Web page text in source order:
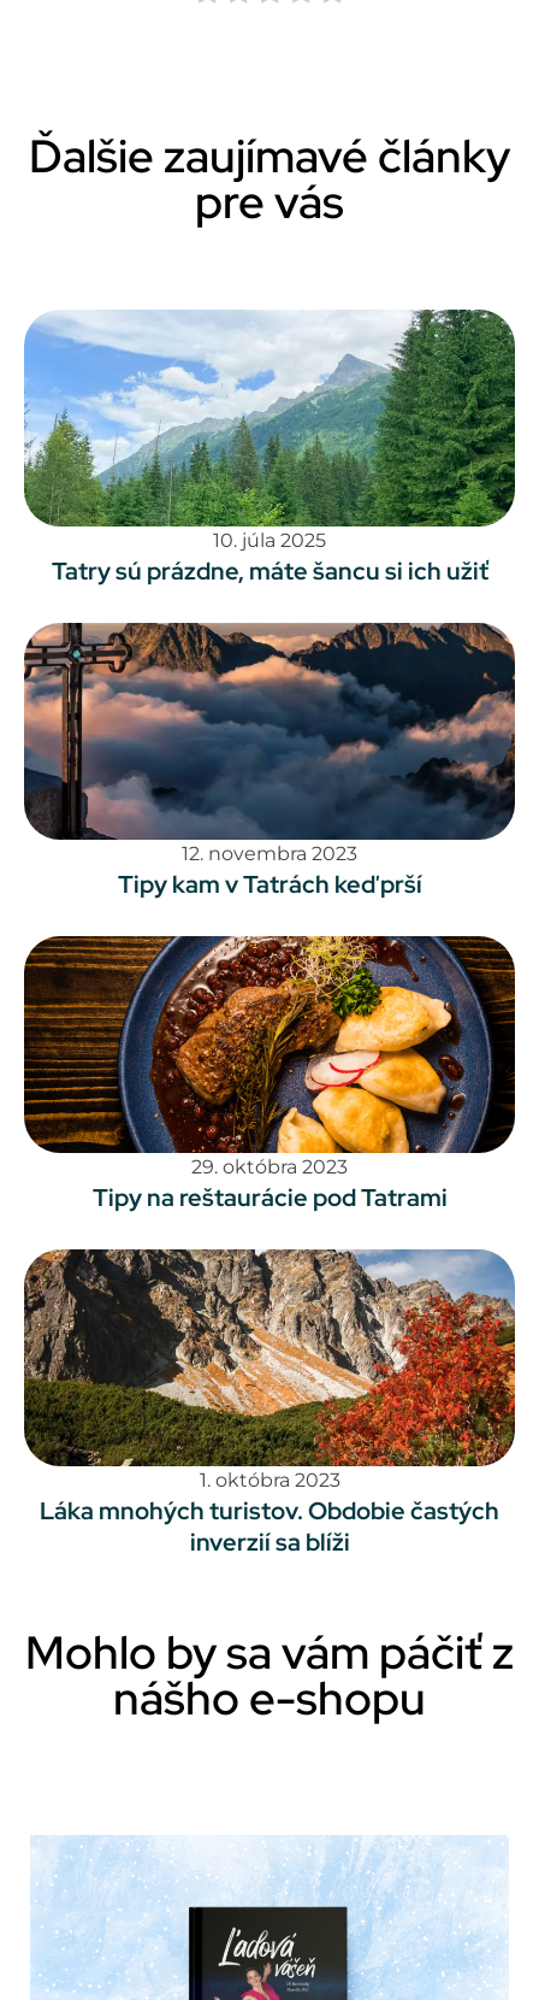
Ďalšie zaujímavé články
pre vás
10. júla 2025
Tatry sú prázdne, máte šancu si ich užiť
12. novembra 2023
Tipy kam v Tatrách keď prší
29. októbra 2023
Tipy na reštaurácie pod Tatrami
1. októbra 2023
Láka mnohých turistov. Obdobie častých
inverzií sa blíži
Mohlo by sa vám páčiť z
nášho e-shopu